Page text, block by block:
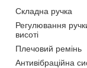
Складна ручка
Регулювання
висоті
Плечовий ремінь
Антивібраційна